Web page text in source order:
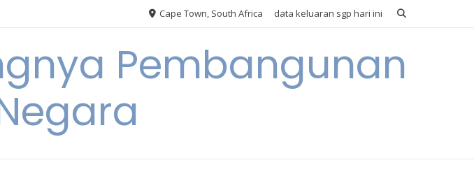
Cape Town, South Africa data keluaran sgp hari ini
Pembangunan